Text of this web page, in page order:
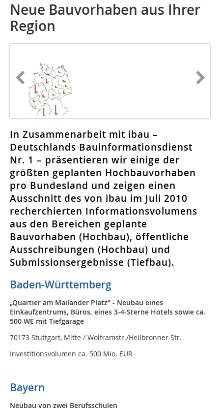
Neue Bauvorhaben aus Ihrer
Region
In Zusammenarbeit mit ibau –
Deutschlands Bauinformationsdienst
Nr. 1 – präsen­tieren wir einige der
größten geplanten Hochbauvorhaben
pro Bundesland und zeigen einen
Ausschnitt des von ibau im Juli 2010
recherchierten Informationsvolumens
aus den Bereichen geplante
Bauvorhaben (Hochbau), öffentliche
Ausschreibungen (Hochbau) und
Submissionsergebnisse (Tiefbau).
Baden-Württemberg
„Quartier am Mailänder Platz“ - Neubau eines
Einkaufzentrums, Büros, eines 3-4-Sterne Hotels sowie ca.
500 WE mit Tiefgarage
70173 Stuttgart, Mitte / Wolframstr./Heilbronner Str.
Investitionsvolumen ca. 500 Mio. EUR
Bayern
Neubau von zwei Berufsschulen